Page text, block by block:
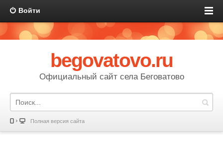
Войти
begovatovo.ru
Официальный сайт села Беговатово
Полная версия сайта